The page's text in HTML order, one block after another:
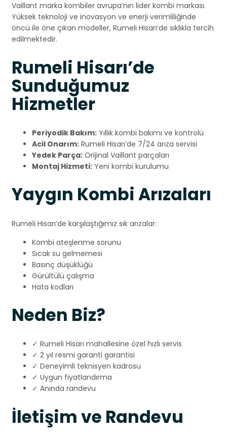
Vaillant marka kombiler avrupa’nın lider kombi markası.
Yüksek teknoloji ve inovasyon ve enerji verimliliğinde
öncü ile öne çıkan modeller, Rumeli Hisarı’de sıklıkla tercih
edilmektedir.
Rumeli Hisarı’de
Sunduğumuz
Hizmetler
Periyodik Bakım: Yıllık kombi bakımı ve kontrolü
Acil Onarım: Rumeli Hisarı’de 7/24 arıza servisi
Yedek Parça: Orijinal Vaillant parçaları
Montaj Hizmeti: Yeni kombi kurulumu
Yaygın Kombi Arızaları
Rumeli Hisarı’de karşılaştığımız sık arızalar:
Kombi ateşlenme sorunu
Sıcak su gelmemesi
Basınç düşüklüğü
Gürültülü çalışma
Hata kodları
Neden Biz?
✓ Rumeli Hisarı mahallesine özel hızlı servis
✓ 2 yıl resmi garanti garantisi
✓ Deneyimli teknisyen kadrosu
✓ Uygun fiyatlandırma
✓ Anında randevu
İletişim ve Randevu